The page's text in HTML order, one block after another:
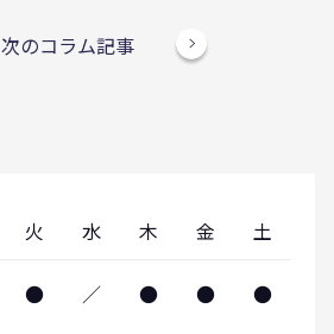
次のコラム記事
火 水 木 金 土
● ／ ● ● ●